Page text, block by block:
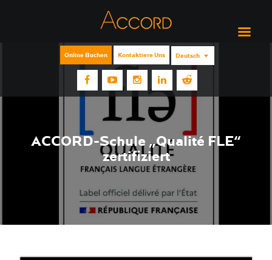
Online Buchen Kontaktiere Uns Deutsch
ACCORD-Schule „Qualité FLE“
zertifiziert